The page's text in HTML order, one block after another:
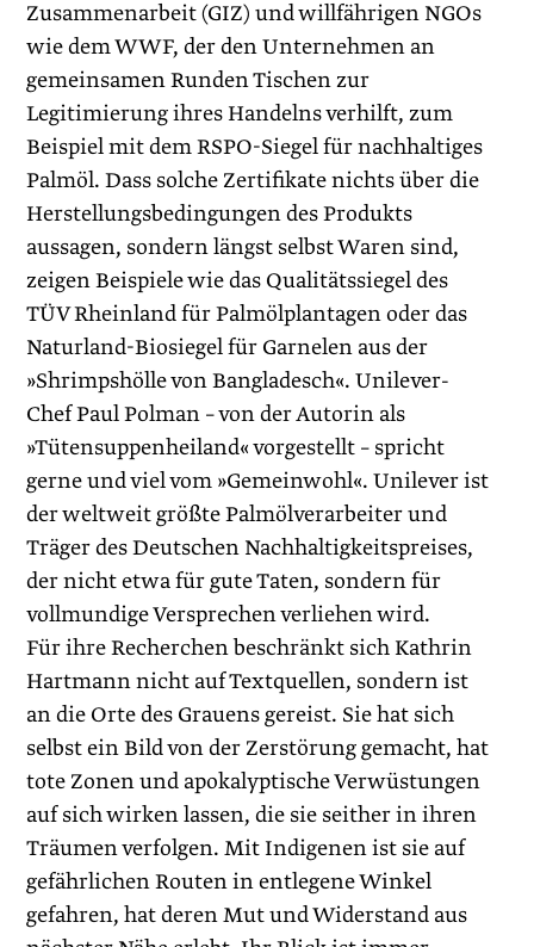
Zusammenarbeit (GIZ) und willfährigen NGOs
wie dem WWF, der den Unternehmen an
gemeinsamen Runden Tischen zur
Legitimierung ihres Handelns verhilft, zum
Beispiel mit dem RSPO-Siegel für nachhaltiges
Palmöl. Dass ­solche Zertifikate nichts über die
Herstellungs­bedingungen des Produkts
aussagen, sondern längst selbst Waren sind,
zeigen Beispiele wie das Qualitätssiegel des
TÜV Rheinland für Palmölplantagen oder das
Naturland-Biosiegel für Garnelen aus der
»Shrimpshölle von Bangladesch«. Unilever-
Chef Paul ­Polman – von der Autorin als
»Tütensuppenheiland« vorgestellt – spricht
gerne und viel vom »Gemeinwohl«. Unilever ist
der weltweit größte Palmölverarbeiter und
Träger des Deutschen Nachhaltigkeitspreises,
der nicht etwa für gute Taten, sondern für
vollmundige Versprechen verliehen wird.
Für ihre Recherchen beschränkt sich Kathrin
Hartmann nicht auf Textquellen, sondern ist
an die Orte des Grauens gereist. Sie hat sich
selbst ein Bild von der Zerstörung gemacht, hat
tote Zonen und apokalyptische Verwüstungen
auf sich wirken lassen, die sie seither in ihren
Träumen verfolgen. Mit Indigenen ist sie auf
gefährlichen Routen in entlegene Winkel
gefahren, hat deren Mut und Widerstand aus